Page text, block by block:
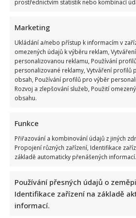
prostřednictvím statistik nebo kombinací
Marketing
Ukládání a/nebo přístup k informacím v
omezených údajů k výběru reklam,
personalizovanou reklamu, Používání
personalizované reklamy, Vytváření profilů
obsah, Používání profilů pro výběr
Rozvoj a zlepšování služeb, Použití
obsahu.
Funkce
Přiřazování a kombinování údajů z jiných
Propojení různých zařízení, Identifikace
základě automaticky přenášených informací.
Používání přesných údajů o
Identifikace zařízení na základě
informací.
Richard Touš
Dnes jsme si pro vás připravili
slovní zásobu. Zvládnete
česká...
VíceRead
more
about
milovníky
češtiny:
10
otázek
na
slovní
patří
mezi
jazykové
experty